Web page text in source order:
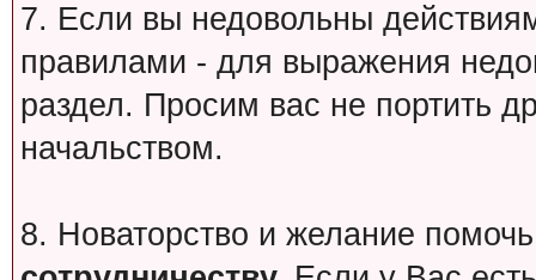
7. Если вы недовольны
правилами - для выражения
раздел. Просим вас не портить
начальством.
8. Новаторство и желание